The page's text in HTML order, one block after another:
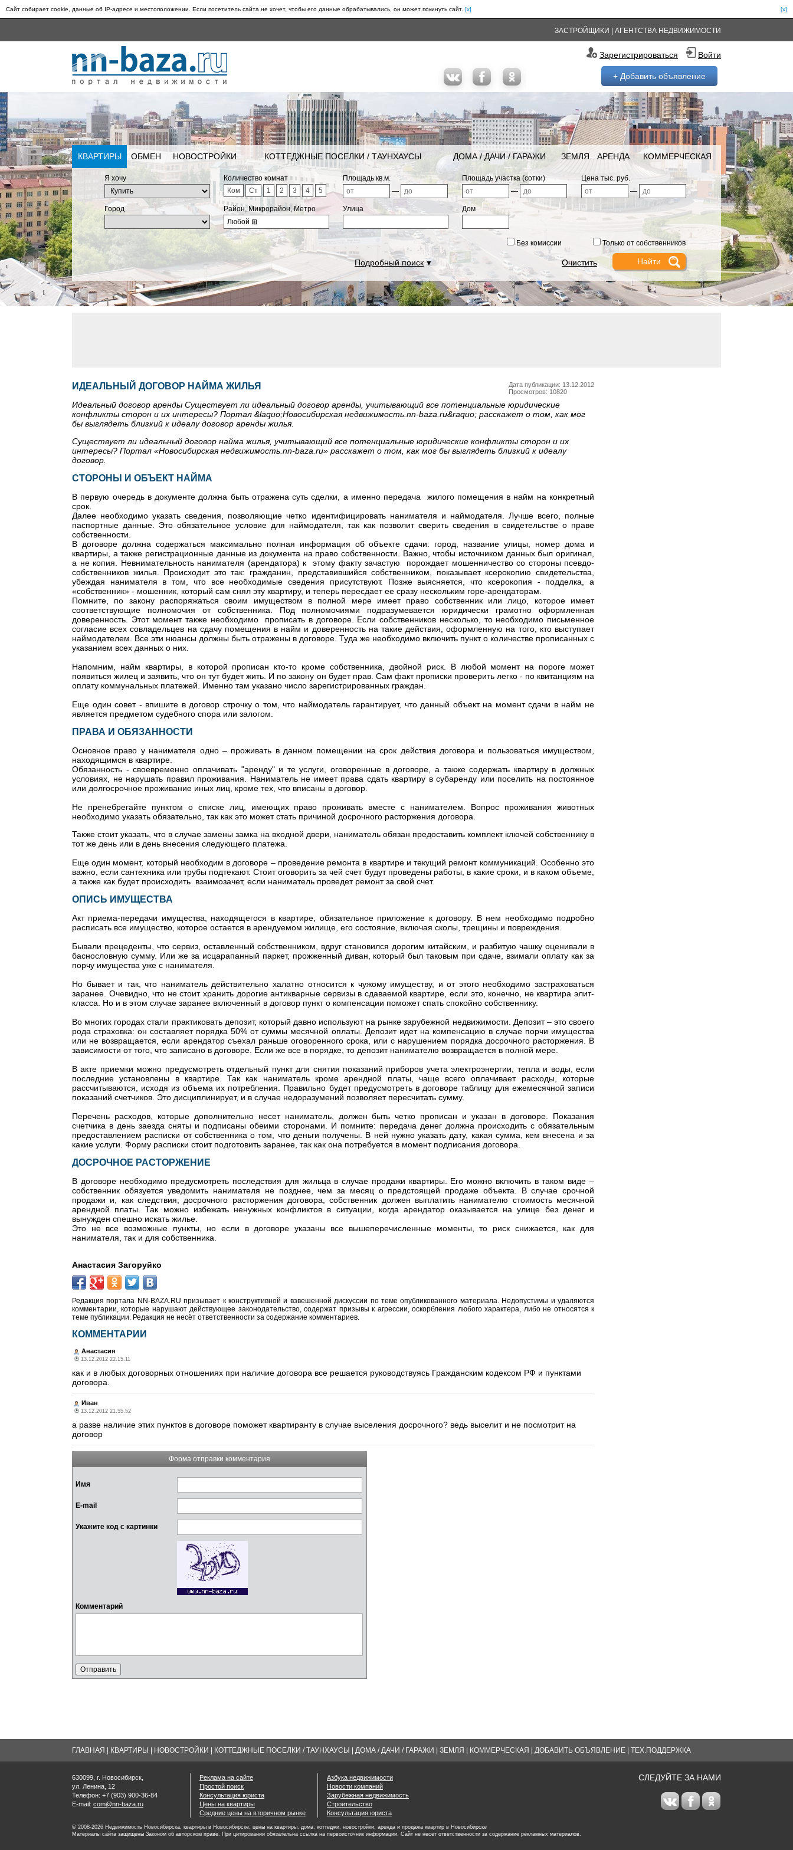
Сайт собирает cookie, данные об IP-адресе и местоположении. Если посетитель сайта не хочет, чтобы его данные обрабатывались, он может покинуть сайт. [x]
[x]
ЗАСТРОЙЩИКИ АГЕНТСТВА НЕДВИЖИМОСТИ
Зарегистрироваться Войти
+ Добавить объявление
КВАРТИРЫ ОБМЕН НОВОСТРОЙКИ КОТТЕДЖНЫЕ ПОСЕЛКИ / ТАУНХАУСЫ ДОМА / ДАЧИ / ГАРАЖИ ЗЕМЛЯ АРЕНДА КОММЕРЧЕСКАЯ
Я хочу
Количество комнат
Ком
Ст 1 2 3 4 5
Площадь кв.м.
—
Площадь участка (сотки)
—
Цена тыс. руб.
—
Город
Район, Микрорайон, Метро
Любой ⊞
Улица Дом
Без комиссии Только от собственников
Подробный поиск▼ Очистить
Дата публикации: 13.12.2012
Просмотров: 10820
ИДЕАЛЬНЫЙ ДОГОВОР НАЙМА ЖИЛЬЯ
Идеальный договор аренды Существует ли идеальный договор аренды, учитывающий все потенциальные юридические
конфликты сторон и их интересы? Портал &laquo;Новосибирская недвижимость.nn-baza.ru&raquo; расскажет о том, как мог
бы выглядеть близкий к идеалу договор аренды жилья.
Существует ли идеальный договор найма жилья, учитывающий все потенциальные юридические конфликты сторон и их
интересы? Портал «Новосибирская недвижимость.nn-baza.ru» расскажет о том, как мог бы выглядеть близкий к идеалу
договор.
СТОРОНЫ И ОБЪЕКТ НАЙМА
В первую очередь в документе должна быть отражена суть сделки, а именно передача жилого помещения в найм на конкретный
срок.
Далее необходимо указать сведения, позволяющие четко идентифицировать нанимателя и наймодателя. Лучше всего, полные
паспортные данные. Это обязательное условие для наймодателя, так как позволит сверить сведения в свидетельстве о праве
собственности.
В договоре должна содержаться максимально полная информация об объекте сдачи: город, название улицы, номер дома и
квартиры, а также регистрационные данные из документа на право собственности. Важно, чтобы источником данных был оригинал,
а не копия. Невнимательность нанимателя (арендатора) к этому факту зачастую порождает мошенничество со стороны псевдо-
собственников жилья. Происходит это так: гражданин, представившийся собственником, показывает ксерокопию свидетельства,
убеждая нанимателя в том, что все необходимые сведения присутствуют. Позже выясняется, что ксерокопия - подделка, а
«собственник» - мошенник, который сам снял эту квартиру, и теперь пересдает ее сразу нескольким горе-арендаторам.
Помните, по закону распоряжаться своим имуществом в полной мере имеет право собственник или лицо, которое имеет
соответствующие полномочия от собственника. Под полномочиями подразумевается юридически грамотно оформленная
доверенность. Этот момент также необходимо прописать в договоре. Если собственников несколько, то необходимо письменное
согласие всех совладельцев на сдачу помещения в найм и доверенность на такие действия, оформленную на того, кто выступает
наймодателем. Все эти нюансы должны быть отражены в договоре. Туда же необходимо включить пункт о количестве прописанных с
указанием всех данных о них.
Напомним, найм квартиры, в которой прописан кто-то кроме собственника, двойной риск. В любой момент на пороге может
появиться жилец и заявить, что он тут будет жить. И по закону он будет прав. Сам факт прописки проверить легко - по квитанциям на
оплату коммунальных платежей. Именно там указано число зарегистрированных граждан.
Еще один совет - впишите в договор строчку о том, что наймодатель гарантирует, что данный объект на момент сдачи в найм не
является предметом судебного спора или залогом.
ПРАВА И ОБЯЗАННОСТИ
Основное право у нанимателя одно – проживать в данном помещении на срок действия договора и пользоваться имуществом,
находящимся в квартире.
Обязанность - своевременно оплачивать "аренду" и те услуги, оговоренные в договоре, а также содержать квартиру в должных
условиях, не нарушать правил проживания. Наниматель не имеет права сдать квартиру в субаренду или поселить на постоянное
или долгосрочное проживание иных лиц, кроме тех, что вписаны в договор.
Не пренебрегайте пунктом о списке лиц, имеющих право проживать вместе с нанимателем. Вопрос проживания животных
необходимо указать обязательно, так как это может стать причиной досрочного расторжения договора.
Также стоит указать, что в случае замены замка на входной двери, наниматель обязан предоставить комплект ключей собственнику в
тот же день или в день внесения следующего платежа.
Еще один момент, который необходим в договоре – проведение ремонта в квартире и текущий ремонт коммуникаций. Особенно это
важно, если сантехника или трубы подтекают. Стоит оговорить за чей счет будут проведены работы, в какие сроки, и в каком объеме,
а также как будет происходить взаимозачет, если наниматель проведет ремонт за свой счет.
ОПИСЬ ИМУЩЕСТВА
Акт приема-передачи имущества, находящегося в квартире, обязательное приложение к договору. В нем необходимо подробно
расписать все имущество, которое остается в арендуемом жилище, его состояние, включая сколы, трещины и повреждения.
Бывали прецеденты, что сервиз, оставленный собственником, вдруг становился дорогим китайским, и разбитую чашку оценивали в
баснословную сумму. Или же за исцарапанный паркет, прожженный диван, который был таковым при сдаче, взимали оплату как за
порчу имущества уже с нанимателя.
Но бывает и так, что наниматель действительно халатно относится к чужому имуществу, и от этого необходимо застраховаться
заранее. Очевидно, что не стоит хранить дорогие антикварные сервизы в сдаваемой квартире, если это, конечно, не квартира элит-
класса. Но и в этом случае заранее включенный в договор пункт о компенсации поможет спать спокойно собственнику.
Во многих городах стали практиковать депозит, который давно используют на рынке зарубежной недвижимости. Депозит – это своего
рода страховка: он составляет порядка 50% от суммы месячной оплаты. Депозит идет на компенсацию в случае порчи имущества
или не возвращается, если арендатор съехал раньше оговоренного срока, или с нарушением порядка досрочного расторжения. В
зависимости от того, что записано в договоре. Если же все в порядке, то депозит нанимателю возвращается в полной мере.
В акте приемки можно предусмотреть отдельный пункт для снятия показаний приборов учета электроэнергии, тепла и воды, если
последние установлены в квартире. Так как наниматель кроме арендной платы, чаще всего оплачивает расходы, которые
рассчитываются, исходя из объема их потребления. Правильно будет предусмотреть в договоре таблицу для ежемесячной записи
показаний счетчиков. Это дисциплинирует, и в случае недоразумений позволяет пересчитать сумму.
Перечень расходов, которые дополнительно несет наниматель, должен быть четко прописан и указан в договоре. Показания
счетчика в день заезда сняты и подписаны обеими сторонами. И помните: передача денег должна происходить с обязательным
предоставлением расписки от собственника о том, что деньги получены. В ней нужно указать дату, какая сумма, кем внесена и за
какие услуги. Форму расписки стоит подготовить заранее, так как она потребуется в момент подписания договора.
ДОСРОЧНОЕ РАСТОРЖЕНИЕ
В договоре необходимо предусмотреть последствия для жильца в случае продажи квартиры. Его можно включить в таком виде –
собственник обязуется уведомить нанимателя не позднее, чем за месяц о предстоящей продаже объекта. В случае срочной
продажи и, как следствия, досрочного расторжения договора, собственник должен выплатить нанимателю стоимость месячной
арендной платы. Так можно избежать ненужных конфликтов в ситуации, когда арендатор оказывается на улице без денег и
вынужден спешно искать жилье.
Это не все возможные пункты, но если в договоре указаны все вышеперечисленные моменты, то риск снижается, как для
нанимателя, так и для собственника.
Анастасия Загоруйко
Редакция портала NN-BAZA.RU призывает к конструктивной и взвешенной дискуссии по теме опубликованного материала. Недопустимы и удаляются
комментарии, которые нарушают действующее законодательство, содержат призывы к агрессии, оскорбления любого характера, либо не относятся к
теме публикации. Редакция не несёт ответственности за содержание комментариев.
КОММЕНТАРИИ
Анастасия
13.12.2012 22.15.11
как и в любых договорных отношениях при наличие договора все решается руководствуясь Гражданским кодексом РФ и пунктами
договора.
Иван
13.12.2012 21.55.52
а разве наличие этих пунктов в договоре поможет квартиранту в случае выселения досрочного? ведь выселит и не посмотрит на
договор
Форма отправки комментария
Имя
E-mail
Укажите код с картинки
Комментарий
ГЛАВНАЯ КВАРТИРЫ НОВОСТРОЙКИ КОТТЕДЖНЫЕ ПОСЕЛКИ / ТАУНХАУСЫ ДОМА / ДАЧИ / ГАРАЖИ ЗЕМЛЯ КОММЕРЧЕСКАЯ ДОБАВИТЬ ОБЪЯВЛЕНИЕ ТЕХ.ПОДДЕРЖКА
630099, г. Новосибирск,
ул. Ленина, 12
Телефон: +7 (903) 900-36-84
E-mail: com@nn-baza.ru
Реклама на сайте
Простой поиск
Консультация юриста
Цены на квартиры
Средние цены на вторичном рынке
Азбука недвижимости
Новости компаний
Зарубежная недвижимость
Строительство
Консультация юриста
СЛЕДУЙТЕ ЗА НАМИ
© 2008-2026 Недвижимость Новосибирска, квартиры в Новосибирске, цены на квартиры, дома, коттеджи, новостройки, аренда и продажа квартир в Новосибирске
Материалы сайта защищены Законом об авторском праве. При цитировании обязательна ссылка на первоисточник информации. Сайт не несет ответственности за содержание рекламных материалов.